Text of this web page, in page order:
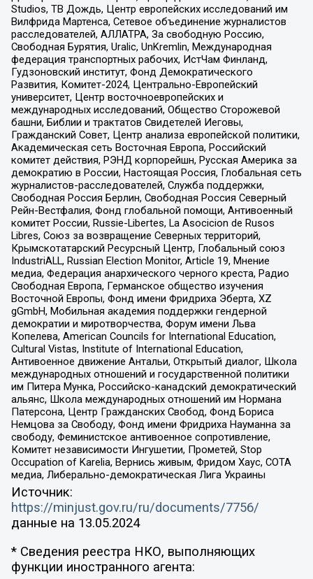
Studios, ТВ Дождь, Центр европейских исследований им
Вилфрида Мартенса, Сетевое объединение журналистов
расследователей, АЛЛАТРА, За свободную Россию,
Свободная Бурятия, Uralic, UnKremlin, Международная
федерация транспортных рабочих, ИстЧам Финланд,
Гудзоновский институт, Фонд Демократического
Развития, Комитет-2024, Центрально-Европейский
университет, Центр восточноевропейских и
международных исследований, Общество Сторожевой
башни, Библии и трактатов Свидетелей Иеговы,
Гражданский Совет, Центр анализа европейской политики,
Академическая сеть Восточная Европа, Российский
комитет действия, РЭНД корпорейшн, Русская Америка за
демократию в России, Настоящая Россия, Глобальная сеть
журналистов-расследователей, Служба поддержки,
Свободная Россия Берлин, Свободная Россия Северный
Рейн-Вестфалия, Фонд глобальной помощи, Антивоенный
комитет России, Russie-Libertes, La Asocicion de Rusos
Libres, Союз за возвращение Северных территорий,
Крымскотатарский Ресурсный Центр, Глобальный союз
IndustriALL, Russian Election Monitor, Article 19, Мнение
медиа, Федерация анархического черного креста, Радио
Свободная Европа, Германское общество изучения
Восточной Европы, Фонд имени Фридриха Эберта, XZ
gGmbH, Мобильная академия поддержки гендерной
демократии и миротворчества, Форум имени Льва
Копелева, American Councils for International Education,
Cultural Vistas, Institute of International Education,
Антивоенное движение Антальи, Открытый диалог, Школа
международных отношений и государственной политики
им Питера Мунка, Российско-канадский демократический
альянс, Школа международных отношений им Нормана
Патерсона, Центр Гражданских Свобод, Фонд Бориса
Немцова за Свободу, Фонд имени Фридриха Науманна за
свободу, Феминистское антивоенное сопротивление,
Комитет независимости Ингушетии, Прометей, Stop
Occupation of Karelia, Вернись живым, Фридом Хаус, СОТА
медиа, Либерально-демократическая Лига Украины
Источник:
https://minjust.gov.ru/ru/documents/7756/
данные на 13.05.2024
* Сведения реестра НКО, выполняющих
функции иностранного агента: